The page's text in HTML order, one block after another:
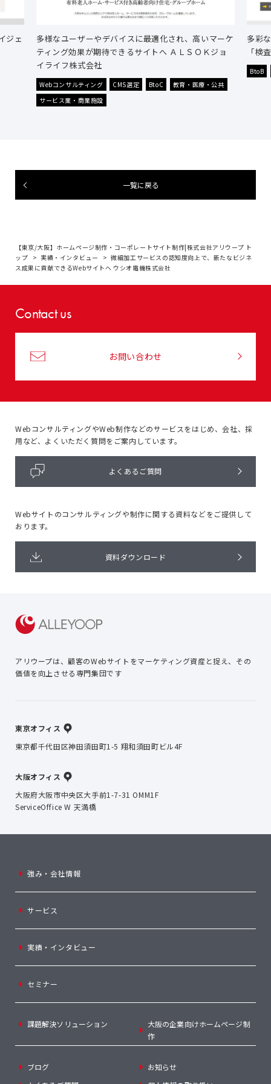
ジェ
多様なユーザーやデバイスに最適化され、高いマーケ
ティング効果が期待できるサイトへ ＡＬＳＯＫジョ
イライフ株式会社
Webコンサルティング CMS選定 BtoC
教育・医療・公共
サービス業・商業施設
多彩
「検
BtoB
一覧に戻る
【東京/大阪】ホームページ制作・コーポレートサイト制作|株式会社アリウープ ト
ップ
実績・インタビュー
微細加工サービスの認知度向上で、新たなビジネ
ス成果に貢献できるWebサイトへ ウシオ電機株式会社
Contact us
お問い合わせ
WebコンサルティングやWeb制作などのサービスをはじめ、会社、採
用など、よくいただく質問をご案内しています。
よくあるご質問
Webサイトのコンサルティングや制作に関する資料などをご提供して
おります。
資料ダウンロード
アリウープは、顧客のWebサイトをマーケティング資産と捉え、 その
価値を向上させる専門集団です
東京オフィス
東京都千代田区神田須田町1-5 翔和須田町ビル4F
大阪オフィス
大阪府大阪市中央区大手前1-7-31 OMM1F
ServiceOffice W 天満橋
強み・会社情報
サービス
実績・インタビュー
セミナー
課題解決ソリューション
大阪の企業向けホームページ制
作
ブログ
お知らせ